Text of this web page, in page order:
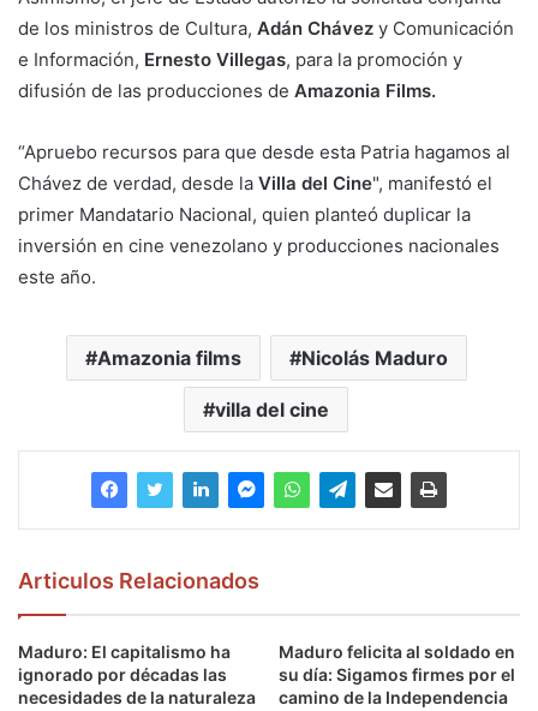
de los ministros de Cultura, Adán Chávez y Comunicación
e Información, Ernesto Villegas, para la promoción y
difusión de las producciones de Amazonia Films.
“Apruebo recursos para que desde esta Patria hagamos al
Chávez de verdad, desde la Villa del Cine", manifestó el
primer Mandatario Nacional, quien planteó duplicar la
inversión en cine venezolano y producciones nacionales
este año.
Amazonia films Nicolás Maduro
villa del cine
Articulos Relacionados
Maduro: El capitalismo ha
ignorado por décadas las
necesidades de la naturaleza
Maduro felicita al soldado en
su día: Sigamos firmes por el
camino de la Independencia